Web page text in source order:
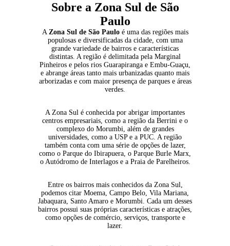
Sobre a Zona Sul de São
Paulo
A Zona Sul de São Pauloé uma das regiões mais
populosas e diversificadas da cidade, com uma
grande variedade de bairros e características
distintas. A região é delimitada pela Marginal
Pinheiros e pelos rios Guarapiranga e Embu-Guaçu,
e abrange áreas tanto mais urbanizadas quanto mais
arborizadas e com maior presença de parques e áreas
verdes.
A Zona Sul é conhecida por abrigar importantes
centros empresariais, como a região da Berrini e o
complexo do Morumbi, além de grandes
universidades, como a USP e a PUC. A região
também conta com uma série de opções de lazer,
como o Parque do Ibirapuera, o Parque Burle Marx,
o Autódromo de Interlagos e a Praia de Parelheiros.
Entre os bairros mais conhecidos da Zona Sul,
podemos citar Moema, Campo Belo, Vila Mariana,
Jabaquara, Santo Amaro e Morumbi. Cada um desses
bairros possui suas próprias características e atrações,
como opções de comércio, serviços, transporte e
lazer.